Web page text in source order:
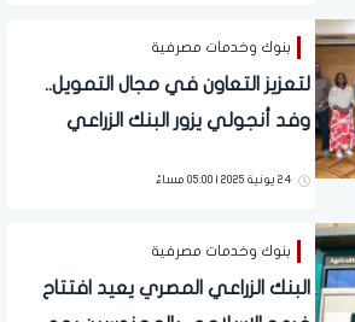
بنوك وخدمات مصرفية
لتعزيز التعاون في مجال التمويل..
وفد أنجولي يزور البنك الزراعي
24 يونية 2025 | 05:00 مساءً
بنوك وخدمات مصرفية
البنك الزراعي المصري يعيد افتتاح